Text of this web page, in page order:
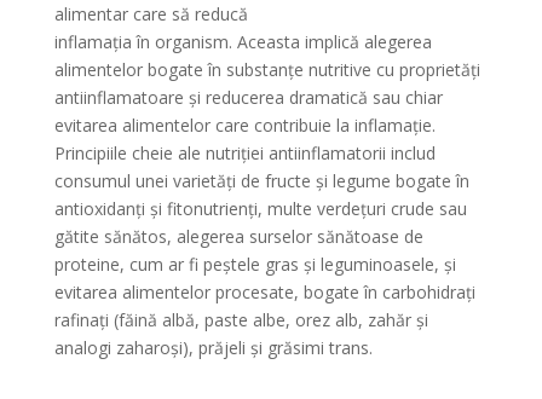
alimentar care să reducă
inflamația în organism. Aceasta implică alegerea
alimentelor bogate în substanțe nutritive cu proprietăți
antiinflamatoare și reducerea dramatică sau chiar
evitarea alimentelor care contribuie la inflamație.
Principiile cheie ale nutriției antiinflamatorii includ
consumul unei varietăți de fructe și legume bogate în
antioxidanți și fitonutrienți, multe verdețuri crude sau
gătite sănătos, alegerea surselor sănătoase de
proteine, cum ar fi peștele gras și leguminoasele, și
evitarea alimentelor procesate, bogate în carbohidrați
rafinați (făină albă, paste albe, orez alb, zahăr și
analogi zaharoși), prăjeli și grăsimi trans.